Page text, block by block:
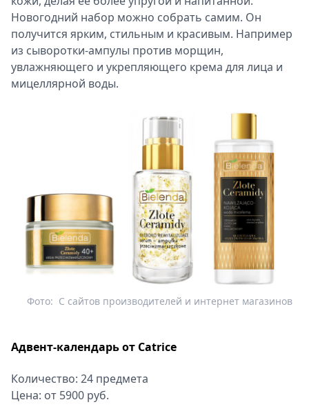
Новогодний набор можно собрать самим. Он
получится ярким, стильным и красивым. Например
из сыворотки-ампулы против морщин,
увлажняющего и укрепляющего крема для лица и
мицеллярной воды.
С сайтов производителей и интернет магазинов
Фото:
Адвент-календарь от Сatrice
Количество: 24 предмета
Цена: от 5900 руб.